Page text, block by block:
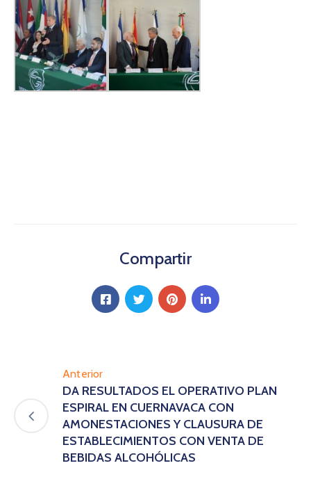
Compartir
Anterior
DA RESULTADOS EL OPERATIVO PLAN
ESPIRAL EN CUERNAVACA CON
AMONESTACIONES Y CLAUSURA DE
ESTABLECIMIENTOS CON VENTA DE
BEBIDAS ALCOHÓLICAS